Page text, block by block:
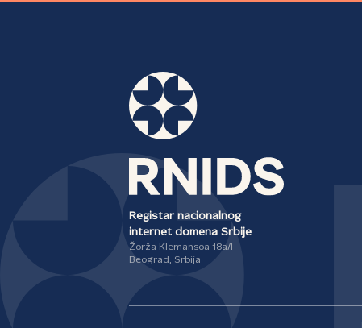
Registar nacionalnog
internet domena Srbije
Žorža Klemansoa 18a/I
Beograd, Srbija